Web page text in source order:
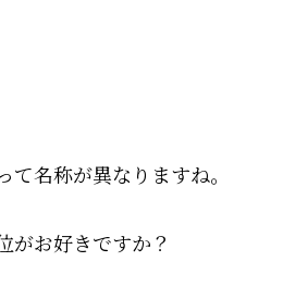
て名称が異なりますね。
がお好きですか？